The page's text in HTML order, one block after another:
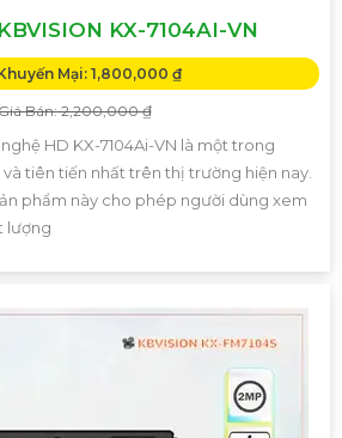
KX-7104AI-VN
Mại: 1,800,000 ₫
Bán: 2,200,000 ₫
HD KX-7104Ai-VN là một trong
tiên tiến nhất trên thị trường hiện nay.
phẩm này cho phép người dùng xem
lượng